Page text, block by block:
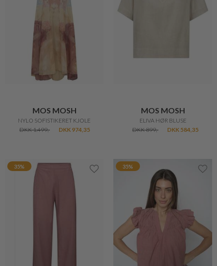
MOS MOSH
NYLO SOFISTIKERET KJOLE
DKK 1.499,-
DKK 974,35
MOS MOSH
ELIVA HØR BLUSE
DKK 899,-
DKK 584,35
35% 35%